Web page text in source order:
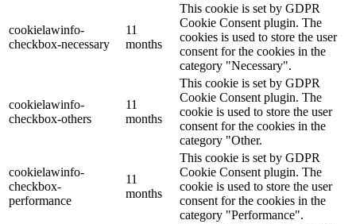
cookielawinfo-
checkbox-necessary
11
months
This cookie is set by GDPR
Cookie Consent plugin. The
cookies is used to store the user
consent for the cookies in the
category "Necessary".
cookielawinfo-
checkbox-others
11
months
This cookie is set by GDPR
Cookie Consent plugin. The
cookie is used to store the user
consent for the cookies in the
category "Other.
cookielawinfo-
checkbox-
performance
11
months
This cookie is set by GDPR
Cookie Consent plugin. The
cookie is used to store the user
consent for the cookies in the
category "Performance".